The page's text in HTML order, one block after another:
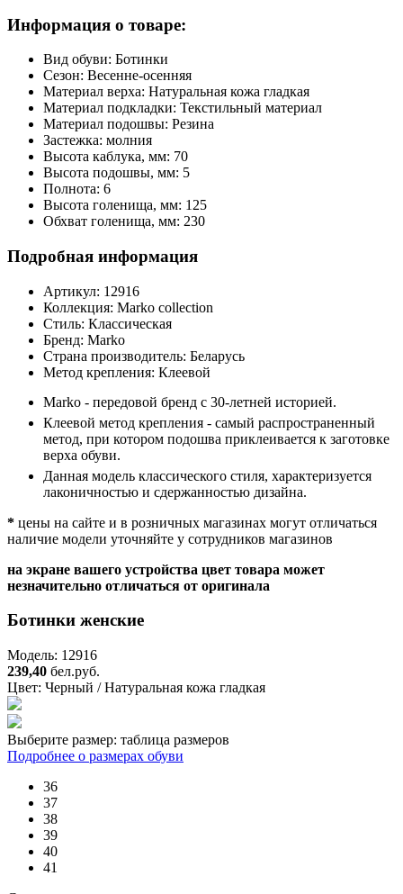
Информация о товаре:
Вид обуви: Ботинки
Сезон: Весенне-осенняя
Материал верха: Натуральная кожа гладкая
Материал подкладки: Текстильный материал
Материал подошвы: Резина
Застежка: молния
Высота каблука, мм: 70
Высота подошвы, мм: 5
Полнота: 6
Высота голенища, мм: 125
Обхват голенища, мм: 230
Подробная информация
Артикул: 12916
Коллекция: Marko collection
Стиль: Классическая
Бренд: Marko
Страна производитель: Беларусь
Метод крепления: Клеевой
Marko - передовой бренд с 30-летней историей.
Клеевой метод крепления - самый распространенный
метод, при котором подошва приклеивается к заготовке
верха обуви.
Данная модель классического стиля, характеризуется
лаконичностью и сдержанностью дизайна.
* цены на сайте и в розничных магазинах могут отличаться
наличие модели уточняйте у сотрудников магазинов
на экране вашего устройства цвет товара может
незначительно отличаться от оригинала
Ботинки женские
Модель: 12916
239,40 бел.руб.
Цвет: Черный / Натуральная кожа гладкая
Выберите размер: таблица размеров
Подробнее о размерах обуви
36
37
38
39
40
41